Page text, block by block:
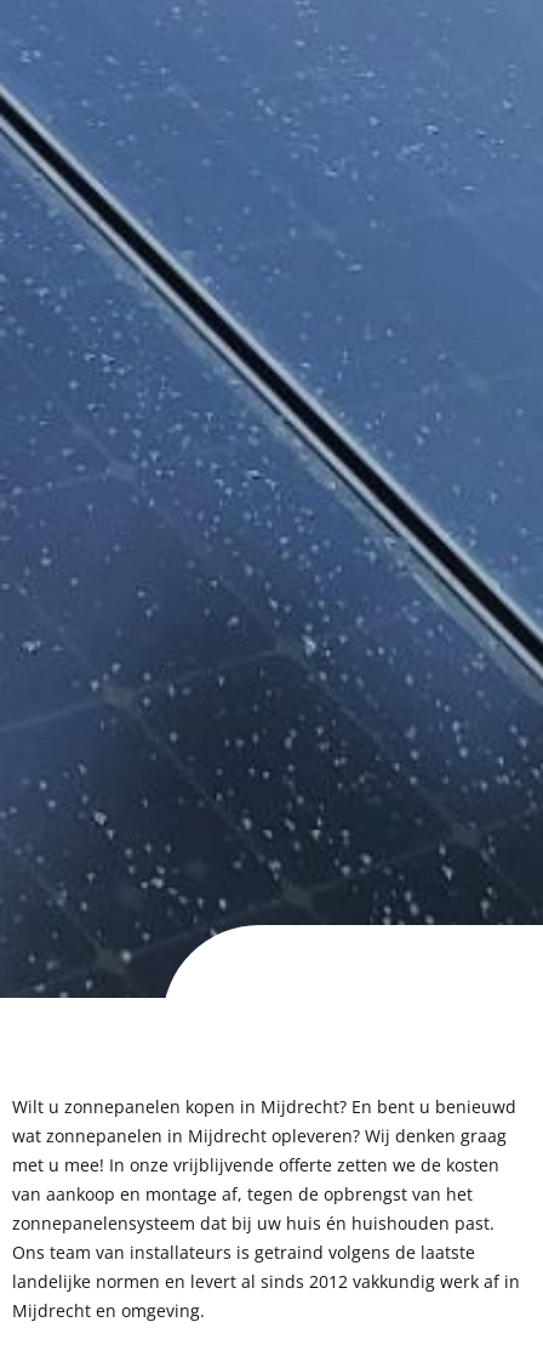
Wilt u zonnepanelen kopen in Mijdrecht? En bent u benieuwd
wat zonnepanelen in Mijdrecht opleveren? Wij denken graag
met u mee! In onze vrijblijvende offerte zetten we de kosten
van aankoop en montage af, tegen de opbrengst van het
zonnepanelensysteem dat bij uw huis én huishouden past.
Ons team van installateurs is getraind volgens de laatste
landelijke normen en levert al sinds 2012 vakkundig werk af in
Mijdrecht en omgeving.